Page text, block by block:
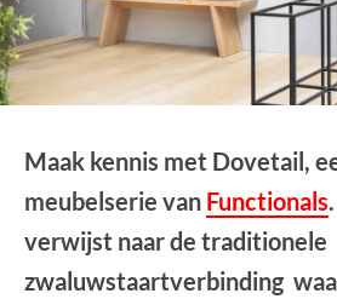
Maak kennis met Dovetail,
meubelserie van Functionals
verwijst naar de traditionele
zwaluwstaartverbinding